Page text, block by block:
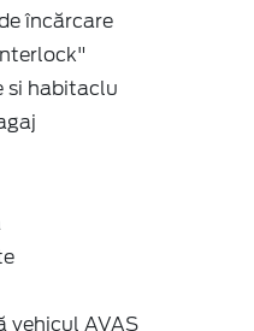
încărcare
si habitaclu
vehicul AVAS